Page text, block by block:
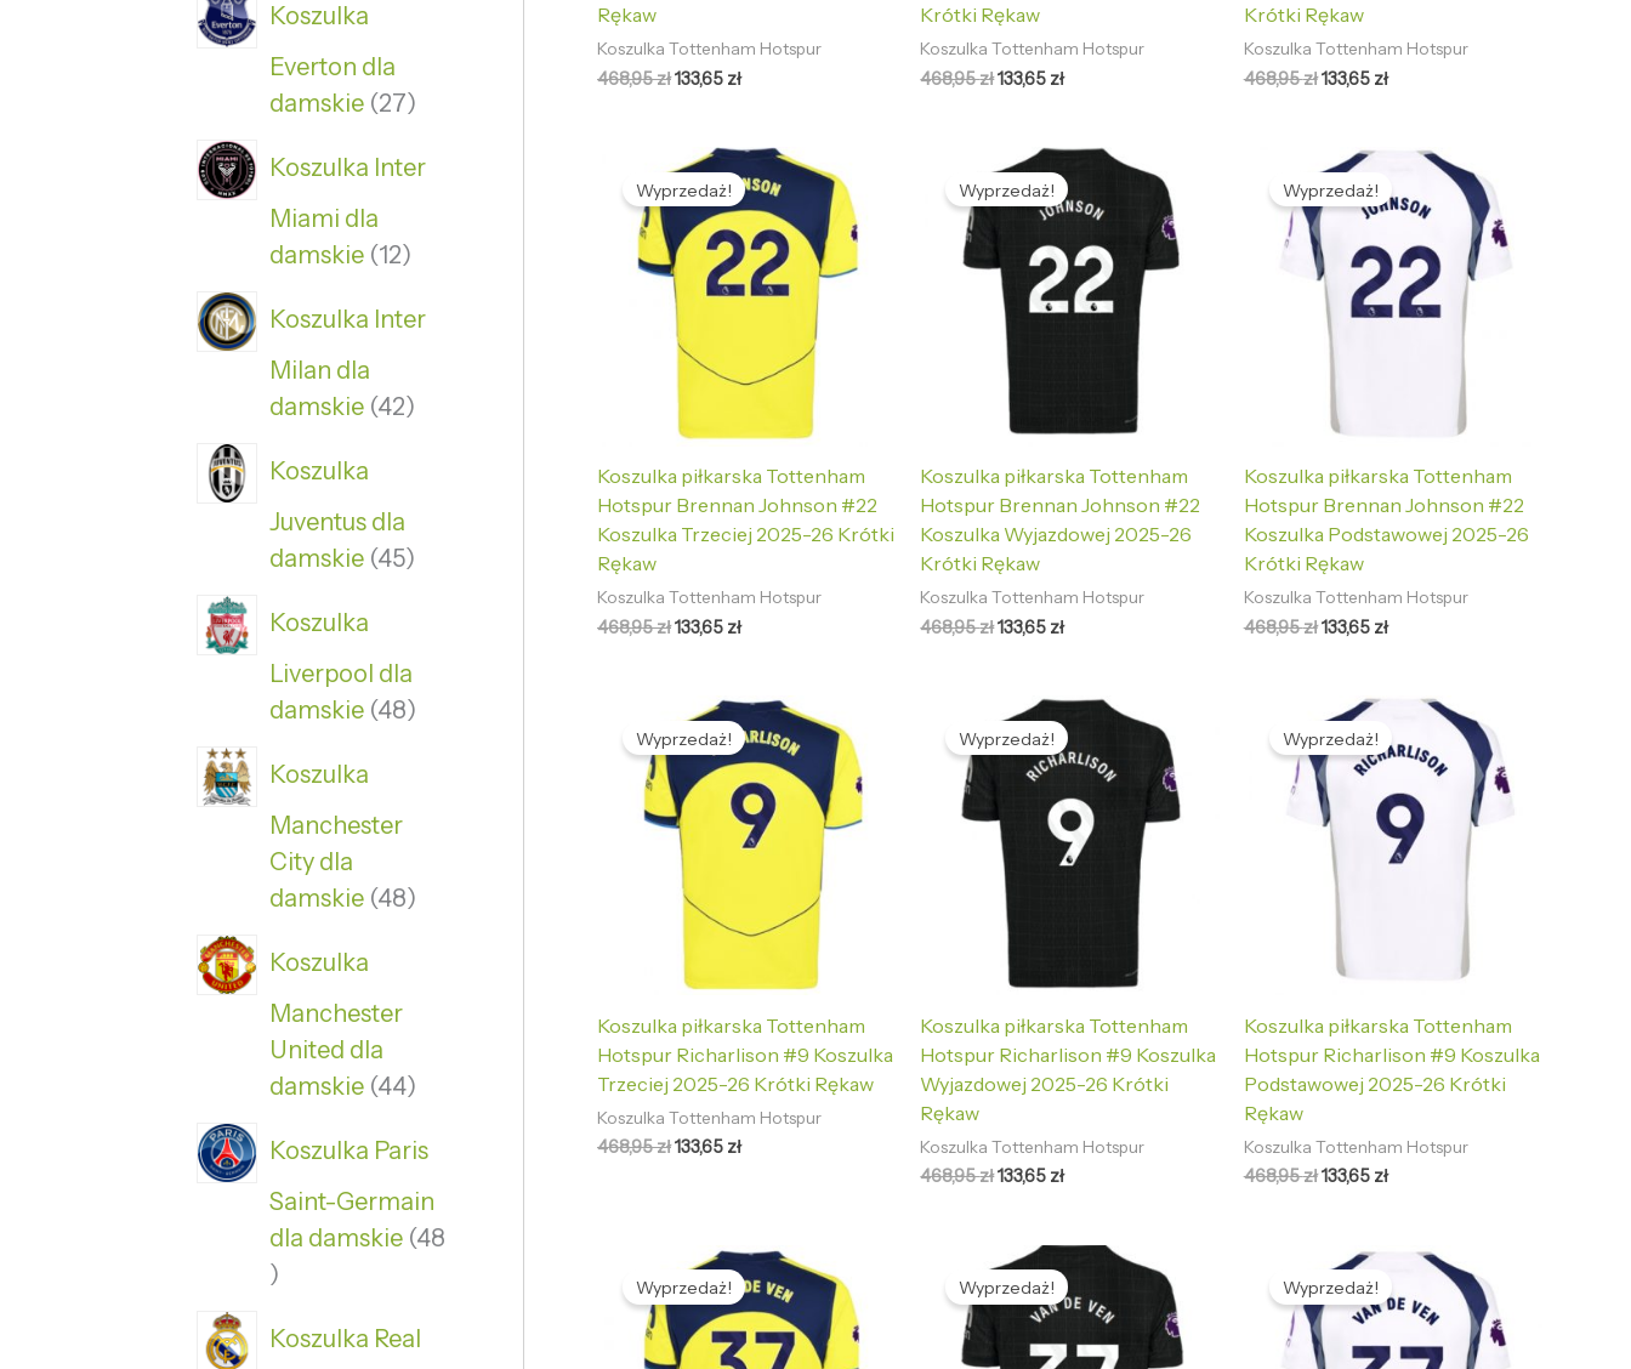
Koszulka
Everton dla
damskie 27
Koszulka Inter
Miami dla
damskie 12
Koszulka Inter
Milan dla
damskie 42
Koszulka
Juventus dla
damskie 45
Koszulka
Liverpool dla
damskie 48
Koszulka
Manchester
City dla
damskie 48
Koszulka
Manchester
United dla
damskie 44
Koszulka Paris
Saint-Germain
dla damskie 48
Koszulka Real
Rękaw
Koszulka Tottenham Hotspur
468,95zł133,65 zł
Krótki Rękaw
Koszulka Tottenham Hotspur
468,95zł133,65 zł
Krótki Rękaw
Koszulka Tottenham Hotspur
468,95zł133,65 zł
Wyprzedaż!
Koszulka piłkarska Tottenham
Hotspur Brennan Johnson #22
Koszulka Trzeciej 2025-26 Krótki
Rękaw
Koszulka Tottenham Hotspur
468,95zł
Pierwotna
cena
wynosiła:
468,95 zł.
133,65 zł
Aktualna
cena
wynosi:
133,65 zł.
Wyprzedaż!
Koszulka piłkarska Tottenham
Hotspur Brennan Johnson #22
Koszulka Wyjazdowej 2025-26
Krótki Rękaw
Koszulka Tottenham Hotspur
468,95zł
Pierwotna
cena
wynosiła:
468,95 zł.
133,65 zł
Aktualna
cena
wynosi:
133,65 zł.
Wyprzedaż!
Koszulka piłkarska Tottenham
Hotspur Brennan Johnson #22
Koszulka Podstawowej 2025-26
Krótki Rękaw
Koszulka Tottenham Hotspur
468,95zł
Pierwotna
cena
wynosiła:
468,95 zł.
133,65 zł
Aktualna
wynosi:
133,65 zł.
Wyprzedaż!
Koszulka piłkarska Tottenham
Hotspur Richarlison #9 Koszulka
Trzeciej 2025-26 Krótki Rękaw
Koszulka Tottenham Hotspur
468,95zł
Pierwotna
cena
wynosiła:
468,95 zł.
133,65 zł
Aktualna
cena
wynosi:
133,65 zł.
Wyprzedaż!
Koszulka piłkarska Tottenham
Hotspur Richarlison #9 Koszulka
Wyjazdowej 2025-26 Krótki
Rękaw
Koszulka Tottenham Hotspur
468,95zł
Pierwotna
cena
wynosiła:
468,95 zł.
133,65 zł
Aktualna
cena
wynosi:
133,65 zł.
Wyprzedaż!
Koszulka piłkarska Tottenham
Hotspur Richarlison #9 Koszulka
Podstawowej 2025-26 Krótki
Rękaw
Koszulka Tottenham Hotspur
468,95zł
Pierwotna
cena
wynosiła:
468,95 zł.
133,65 zł
Aktualna
wynosi:
133,65 zł.
Wyprzedaż!
Pierwotna
cena
wynosiła:
468,95 zł.
Aktualna
cena
wynosi:
133,65 zł.
Wyprzedaż!
Pierwotna
cena
wynosiła:
468,95 zł.
Aktualna
cena
wynosi:
133,65 zł.
Wyprzedaż!
Pierwotna
cena
wynosiła:
468,95 zł.
Aktualna
wynosi:
133,65 zł.